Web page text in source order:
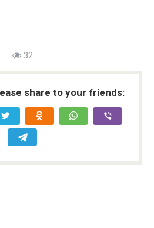
32
share to your friends: